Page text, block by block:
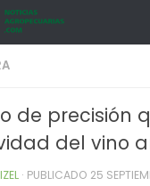
de precisión
del vino
· PUBLICADO 25